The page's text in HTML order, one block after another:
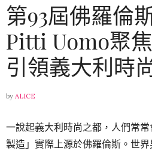
第93屆佛羅倫
Pitti Uomo聚
引領義大利時
by ALICE
一說起義大利時尚之都，人們常
製造」實際上源於佛羅倫斯。世